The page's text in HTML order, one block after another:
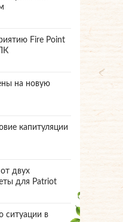
Fire Point
на новую
капитуляции
двух
для Patriot
ситуации в